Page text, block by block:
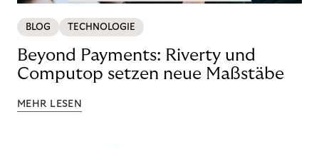
BLOG TECHNOLOGIE
Beyond Payments: Riverty und
Computop setzen neue Maßstäbe
MEHR LESEN